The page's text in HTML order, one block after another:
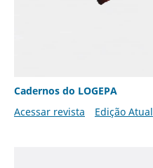
Cadernos do LOGEPA
Acessar revista
Edição Atual